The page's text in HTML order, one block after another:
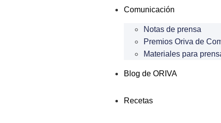
Comunicación
Notas de prensa
Premios Oriva de
Materiales para
Blog de ORIVA
Recetas